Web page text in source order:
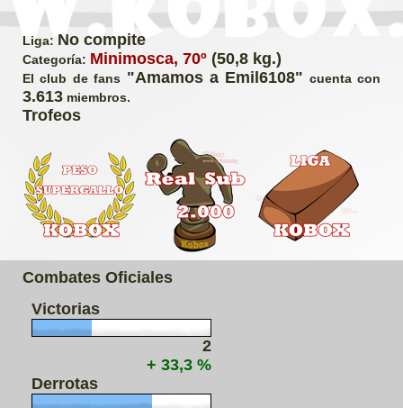
Liga: No compite
Categoría: Minimosca, 70º (50,8 kg.)
El club de fans "Amamos a Emil6108" cuenta con
3.613 miembros.
Trofeos
Combates Oficiales
Victorias
2
+ 33,3 %
Derrotas